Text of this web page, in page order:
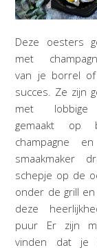
Deze oesters
met
van je borrel
succes. Ze zijn
met lobbige
gemaakt op
champagne
smaakmaker
schepje op de
onder de grill
deze
puur Er zijn
vinden dat je